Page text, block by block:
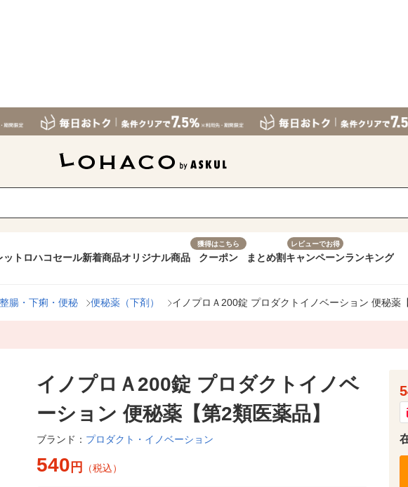
ット ロハコセール新着商品オリジナル商品
獲得はこちら
クーポン まとめ割
レビューでお得
キャンペーンランキング
整腸・下痢・便秘 便秘薬（下剤） イノプロＡ200錠 プロダクトイノベーション 便秘薬
イノプロＡ200錠 プロダクトイノベ
ーション 便秘薬【第2類医薬品】
ブランド： プロダクト・イノベーション
540 円 （税込）